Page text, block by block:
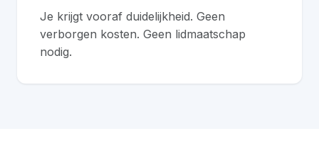
Je krijgt vooraf duidelijkheid. Geen
verborgen kosten. Geen lidmaatschap
nodig.